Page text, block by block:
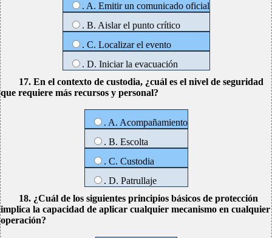
. A. Emitir un comunicado oficial
. B. Aislar el punto crítico
. C. Localizar el evento
. D. Iniciar la evacuación
17. En el contexto de custodia, ¿cuál es el nivel de seguridad
que requiere más recursos y personal?
. A. Acompañamiento
. B. Escolta
. C. Custodia
. D. Patrullaje
18. ¿Cuál de los siguientes principios básicos de protección
implica la capacidad de aplicar cualquier mecanismo en cualquier
operación?